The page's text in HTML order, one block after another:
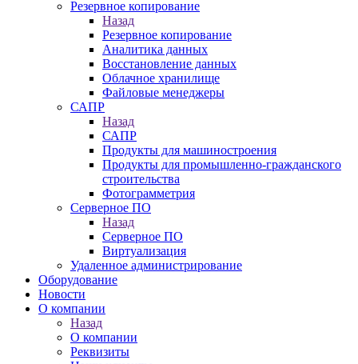
Резервное копирование
Назад
Резервное копирование
Аналитика данных
Восстановление данных
Облачное хранилище
Файловые менеджеры
САПР
Назад
САПР
Продукты для машиностроения
Продукты для промышленно-гражданского
строительства
Фотограмметрия
Серверное ПО
Назад
Серверное ПО
Виртуализация
Удаленное администрирование
Оборудование
Новости
О компании
Назад
О компании
Реквизиты